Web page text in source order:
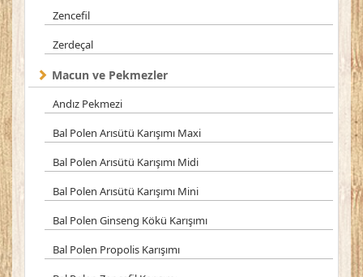
Zencefil
Zerdeçal
Macun ve Pekmezler
Andız Pekmezi
Bal Polen Arısütü Karışımı Maxi
Bal Polen Arısütü Karışımı Midi
Bal Polen Arısütü Karışımı Mini
Bal Polen Ginseng Kökü Karışımı
Bal Polen Propolis Karışımı